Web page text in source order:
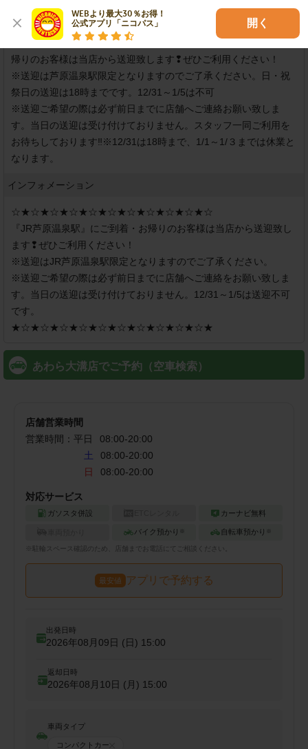
WEBより最大30％お得！
公式アプリ「ニコパス」
開く
店舗紹介
ENEOSのガソリンスタンドです。『JR芦原温泉駅』にご到着・お
帰りのお客様は当店から送迎致します❢ぜひご利用ください！
※送迎は芦原温泉駅限定となりますのでご了承ください。日・祝
祭日の送迎は18時までです。12/31～1/5は不可
※送迎ご希望の際は必ず前日までに店舗へご連絡お願い致しま
す。当日の送迎は受け付けておりません。スタッフ一同ご利用を
お待ちしております‼※12/31は18時まで、1/1～1/３までは休業と
なります。
インフォメーション
☆★☆★☆★☆★☆★☆★☆★☆★☆★☆★☆
『JR芦原温泉駅』にご到着・お帰りのお客様は当店から送迎致し
ます❢ぜひご利用ください！
※送迎はJR芦原温泉駅限定となりますのでご了承ください。
※送迎ご希望の際は必ず前日までに店舗へご連絡をお願い致しま
す。当日の送迎は受け付けておりません。12/31～1/5は送迎不可
です。
★☆★☆★☆★☆★☆★☆★☆★☆★☆★☆★
あわら大溝店でご予約（空車検索）
店舗営業時間
営業時間： 平日 08:00-20:00
土
08:00-20:00
日
08:00-20:00
対応サービス
ガソスタ併設 カーナビ無料
バイク預かり ※ 自転車預かり ※
※ スペース確認のため、店舗までお電話にてご相談ください。
最安値 アプリで予約する
出発日時
2026年08月09日 (日) 15:00
返却日時
2026年08月10日 (月) 15:00
車両タイプ
コンパクトカー